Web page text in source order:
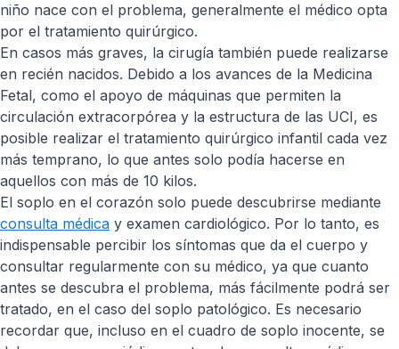
niño nace con el problema, generalmente el médico opta
por el tratamiento quirúrgico.
En casos más graves, la cirugía también puede realizarse
en recién nacidos. Debido a los avances de la Medicina
Fetal, como el apoyo de máquinas que permiten la
circulación extracorpórea y la estructura de las UCI, es
posible realizar el tratamiento quirúrgico infantil cada vez
más temprano, lo que antes solo podía hacerse en
aquellos con más de 10 kilos.
El soplo en el corazón solo puede descubrirse mediante
consulta médica y examen cardiológico. Por lo tanto, es
indispensable percibir los síntomas que da el cuerpo y
consultar regularmente con su médico, ya que cuanto
antes se descubra el problema, más fácilmente podrá ser
tratado, en el caso del soplo patológico. Es necesario
recordar que, incluso en el cuadro de soplo inocente, se